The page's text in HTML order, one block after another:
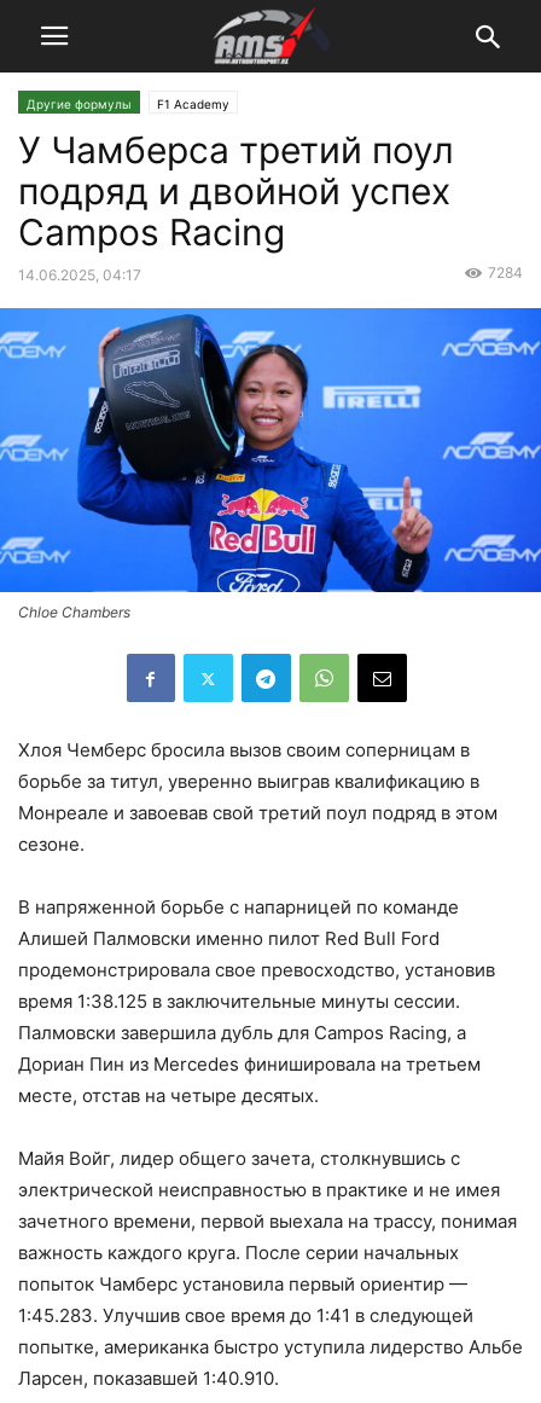
Другие формулы F1 Academy
У Чамберса третий поул
подряд и двойной успех
Campos Racing
14.06.2025, 04:17 7284
Chloe Chambers
Хлоя Чемберс бросила вызов своим соперницам в
борьбе за титул, уверенно выиграв квалификацию в
Монреале и завоевав свой третий поул подряд в этом
сезоне.
В напряженной борьбе с напарницей по команде
Алишей Палмовски именно пилот Red Bull Ford
продемонстрировала свое превосходство, установив
время 1:38.125 в заключительные минуты сессии.
Палмовски завершила дубль для Campos Racing, а
Дориан Пин из Mercedes финишировала на третьем
месте, отстав на четыре десятых.
Майя Войг, лидер общего зачета, столкнувшись с
электрической неисправностью в практике и не имея
зачетного времени, первой выехала на трассу, понимая
важность каждого круга. После серии начальных
попыток Чамберс установила первый ориентир —
1:45.283. Улучшив свое время до 1:41 в следующей
попытке, американка быстро уступила лидерство Альбе
Ларсен, показавшей 1:40.910.